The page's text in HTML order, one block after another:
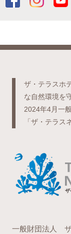
ザ・テラスホ
な自然環境を
2024年4月一
「ザ・テラス
一般財団法人 ザ